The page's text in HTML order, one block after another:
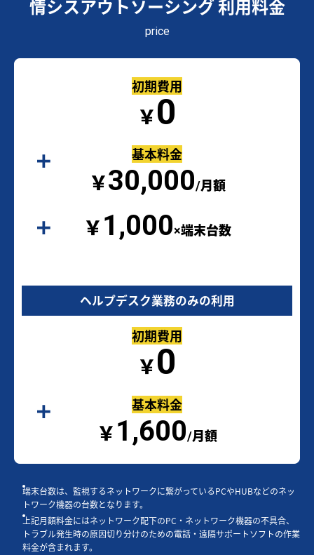
情シスアウトソーシング 利用料金
price
初期費用
￥0
基本料金
￥30,000/月額
￥ 1,000×端末台数
ヘルプデスク業務のみの利用
初期費用
￥0
基本料金
￥ 1,600/月額
端末台数は、監視するネットワークに繋がっているPCやHUBなどのネッ
トワーク機器の台数となります。
上記月額料金にはネットワーク配下のPC・ネットワーク機器の不具合、
トラブル発生時の原因切り分けのための電話・遠隔サポートソフトの作業
料金が含まれます。